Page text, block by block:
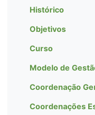
Histórico
Objetivos
Curso
Modelo de
Coordenação
Coordenações